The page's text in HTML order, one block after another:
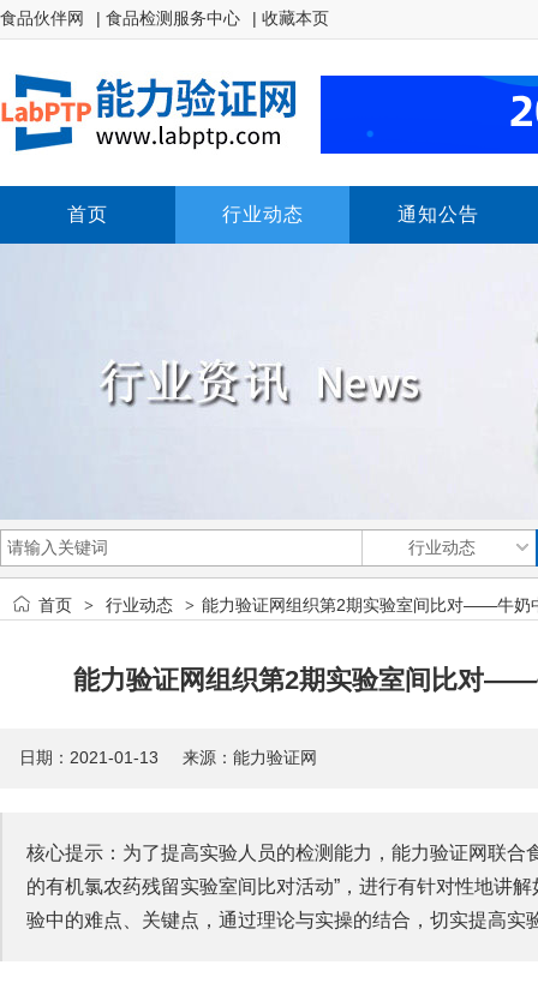
食品伙伴网 | 食品检测服务中心 | 收藏本页
首页 行业动态 通知公告
首页 > 行业动态 > 能力验证网组织第2期实验室间比对——牛奶
能力验证网组织第2期实验室间比对
日期：2021-01-13 来源：能力验证网
核心提示：为了提高实验人员的检测能力，能力验证网联
的有机氯农药残留实验室间比对活动”，进行有针对性地讲
验中的难点、关键点，通过理论与实操的结合，切实提高